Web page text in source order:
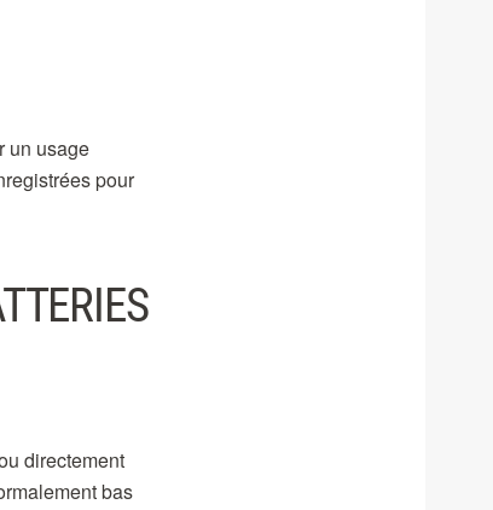
un usage
pour
directement
bas